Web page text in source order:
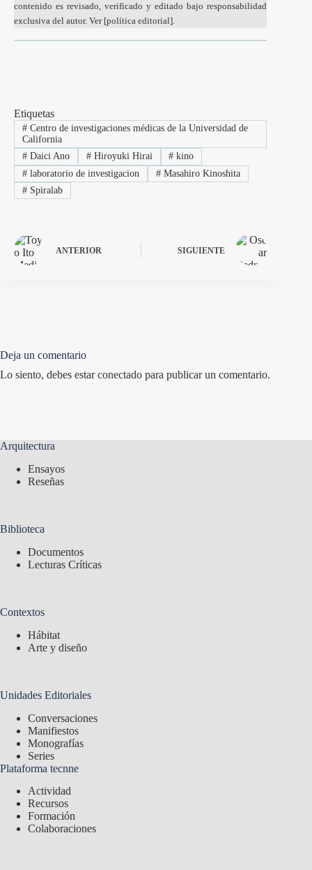
contenido es revisado, verificado y editado bajo responsabilidad
exclusiva del autor. Ver [política editorial].
Etiquetas
#Centro de investigaciones médicas de la Universidad de
California
#Daici Ano #Hiroyuki Hirai # kino
#laboratorio de investigacion #Masahiro Kinoshita
#Spiralab
ANTERIOR SIGUIENTE
Deja un comentario
Lo siento, debes estarconectado para publicar un comentario.
Arquitectura
Ensayos
Reseñas
Biblioteca
Documentos
Lecturas Críticas
Contextos
Hábitat
Arte y diseño
Unidades Editoriales
Conversaciones
Manifiestos
Monografías
Series
Plataforma tecnne
Actividad
Recursos
Formación
Colaboraciones